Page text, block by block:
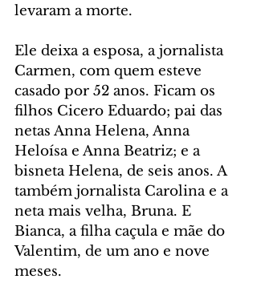
levaram a morte.
Ele deixa a esposa, a jornalista
Carmen, com quem esteve
casado por 52 anos. Ficam os
filhos Cicero Eduardo; pai das
netas Anna Helena, Anna
Heloísa e Anna Beatriz; e a
bisneta Helena, de seis anos. A
também jornalista Carolina e a
neta mais velha, Bruna. E
Bianca, a filha caçula e mãe do
Valentim, de um ano e nove
meses.